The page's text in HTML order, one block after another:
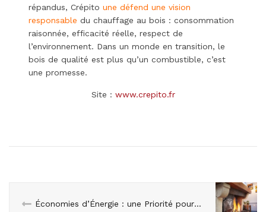
répandus, Crépito une défend une vision
responsable du chauffage au bois : consommation
raisonnée, efficacité réelle, respect de
l’environnement. Dans un monde en transition, le
bois de qualité est plus qu’un combustible, c’est
une promesse.
Site : www.crepito.fr
Économies d’Énergie : une Priorité pour CONFORT DOMO France